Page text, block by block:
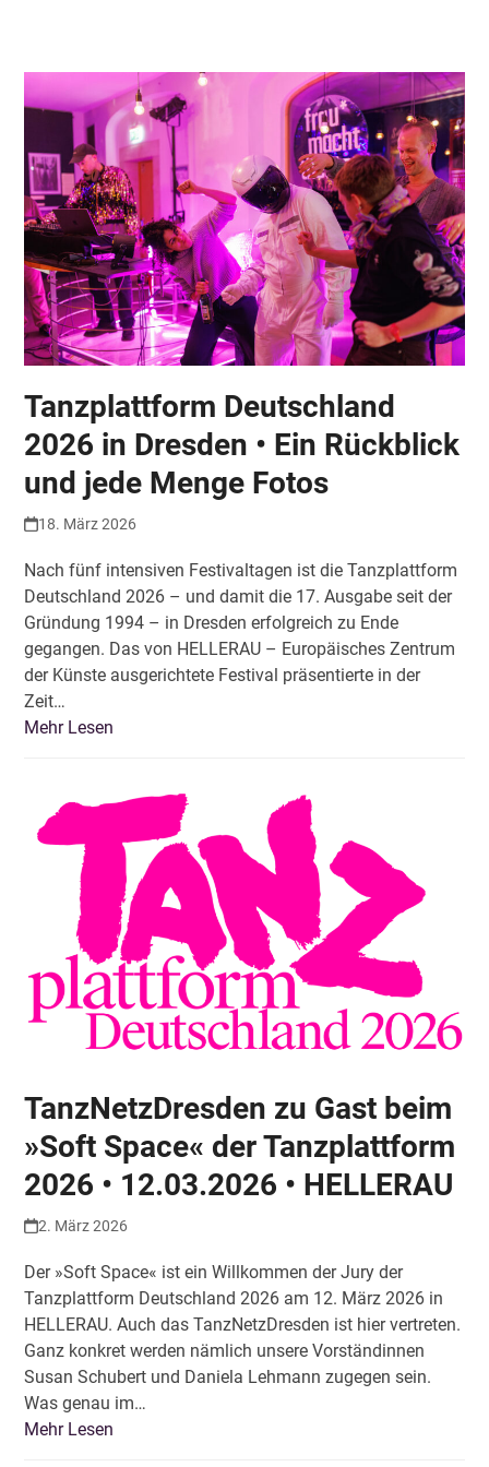
menu
menu
Tanzplattform Deutschland
2026 in Dresden • Ein Rückblick
und jede Menge Fotos
18. März 2026
Nach fünf intensiven Festivaltagen ist die Tanzplattform
Deutschland 2026 – und damit die 17. Ausgabe seit der
Gründung 1994 – in Dresden erfolgreich zu Ende
gegangen. Das von HELLERAU – Europäisches Zentrum
der Künste ausgerichtete Festival präsentierte in der
Zeit…
Mehr Lesen
TanzNetzDresden zu Gast beim
»Soft Space« der Tanzplattform
2026 • 12.03.2026 • HELLERAU
2. März 2026
Der »Soft Space« ist ein Willkommen der Jury der
Tanzplattform Deutschland 2026 am 12. März 2026 in
HELLERAU. Auch das TanzNetzDresden ist hier vertreten.
Ganz konkret werden nämlich unsere Vorständinnen
Susan Schubert und Daniela Lehmann zugegen sein.
Was genau im…
Mehr Lesen